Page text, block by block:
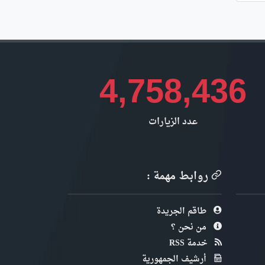
4,758,436
عدد الزيارات
روابط مهمة :
طاقم الجريدة
من نحن ؟
خدمة RSS
أرشيف الجمهورية